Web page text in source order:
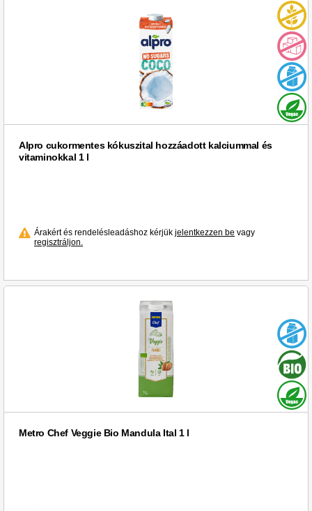
Alpro cukormentes kókuszital hozzáadott kalciummal és
vitaminokkal 1 l
Árakért és rendelésleadáshoz kérjük jelentkezzen be vagy
regisztráljon.
Metro Chef Veggie Bio Mandula Ital 1 l